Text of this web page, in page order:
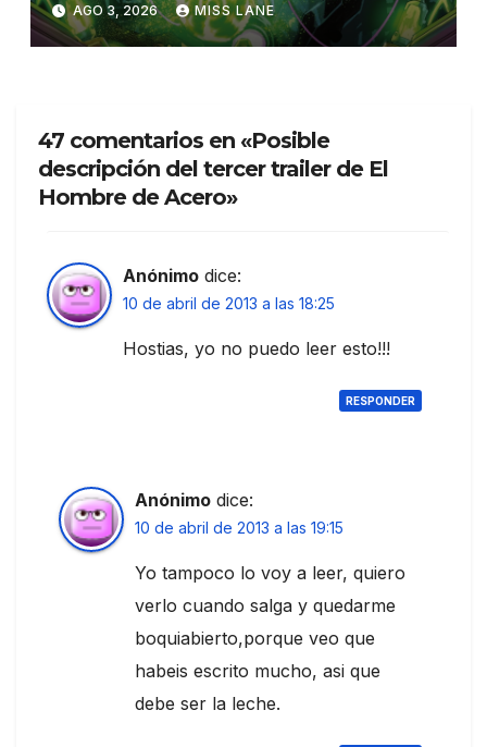
AGO 3, 2026 MISS LANE
47 comentarios en «Posible
descripción del tercer trailer de El
Hombre de Acero»
Anónimo dice:
10 de abril de 2013 a las 18:25
Hostias, yo no puedo leer esto!!!
RESPONDER
Anónimo dice:
10 de abril de 2013 a las 19:15
Yo tampoco lo voy a leer, quiero
verlo cuando salga y quedarme
boquiabierto,porque veo que
habeis escrito mucho, asi que
debe ser la leche.